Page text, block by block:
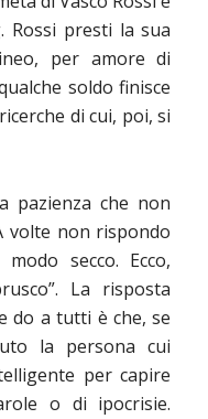
Rossi presti la sua
per amore di
soldo finisce
di cui, poi, si
pazienza che non
volte non rispondo
secco. Ecco,
La risposta
do a tutti è che, se
la persona cui
per capire
o di ipocrisie.